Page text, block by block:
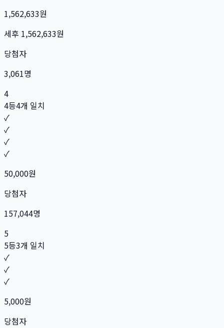
1,562,633원
세후 1,562,633원
당첨자
3,061명
4
4등4개 일치
✓
✓
✓
✓
50,000원
당첨자
157,044명
5
5등3개 일치
✓
✓
✓
5,000원
당첨자